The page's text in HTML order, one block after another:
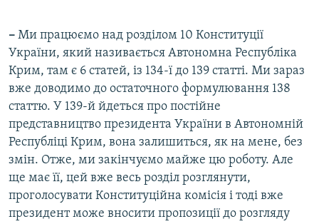
– Ми працюємо над розділом 10 Конституції
України, який називається Автономна Республіка
Крим, там є 6 статей, із 134-ї до 139 статті. Ми зараз
вже доводимо до остаточного формулювання 138
статтю. У 139-й йдеться про постійне
представництво президента України в Автономній
Республіці Крим, вона залишиться, як на мене, без
змін. Отже, ми закінчуємо майже цю роботу. Але
ще має її, цей вже весь розділ розглянути,
проголосувати Конституційна комісія і тоді вже
президент може вносити пропозиції до розгляду